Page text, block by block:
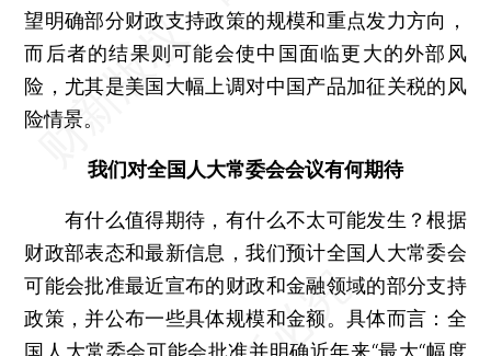
望明确部分财政支持政策的规模和重点发力方向，
而后者的结果则可能会使中国面临更大的外部风
险，尤其是美国大幅上调对中国产品加征关税的风
险情景。
我们对全国人大常委会会议有何期待
有什么值得期待，有什么不太可能发生？根据
财政部表态和最新信息，我们预计全国人大常委会
可能会批准最近宣布的财政和金融领域的部分支持
政策，并公布一些具体规模和金额。具体而言：全
国人大常委会可能会批准并明确近年来“最大“幅度